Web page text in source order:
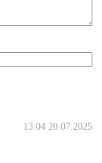
13:04 20.07.2025